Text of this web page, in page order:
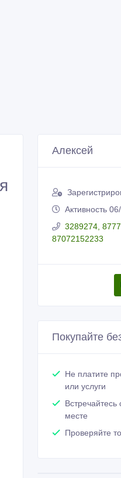
Алексей
Активность
3289274,
87072152233
Покупайте
Не платите
или услуги
месте
Проверяйте